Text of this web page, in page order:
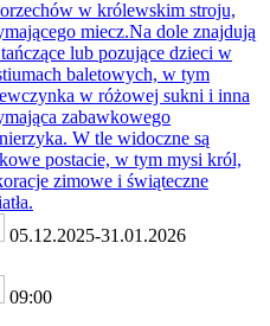
05.12.2025-31.01.2026
09:00